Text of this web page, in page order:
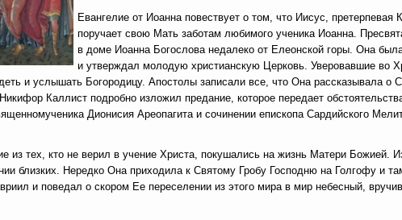
Евангелие от Иоанна повествует о том, что Иисус, претерпевая
поручает свою Мать заботам любимого ученика Иоанна.
в доме Иоанна Богослова недалеко от Елеонской горы. Она
и утверждал молодую христианскую Церковь. Уверовавшие во
и услышать Богородицу. Апостолы записали все, что Она рассказывала о
Каллист подробно изложил предание, которое передает
Дионисия Ареопагита и сочинении епископа Сардийского
из тех, кто не верил в учение Христа, покушались на жизнь Матери Божией.
близких. Нередко Она приходила к Святому Гробу Господню на Голгофу и
и поведал о скором Ее переселении из этого мира в мир небесный,